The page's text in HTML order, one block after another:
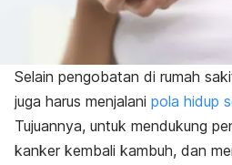
Selain pengobatan di rumah
juga harus menjalani pola hidup
Tujuannya, untuk mendukung
kanker kembali kambuh, dan